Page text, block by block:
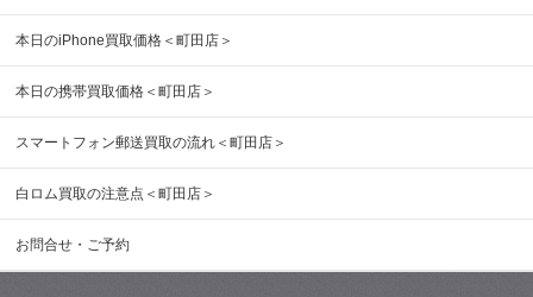
本日のiPhone買取価格＜町田店＞
本日の携帯買取価格＜町田店＞
スマートフォン郵送買取の流れ＜町田店＞
白ロム買取の注意点＜町田店＞
お問合せ・ご予約